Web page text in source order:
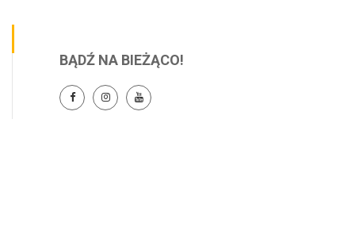
BĄDŹ NA BIEŻĄCO!